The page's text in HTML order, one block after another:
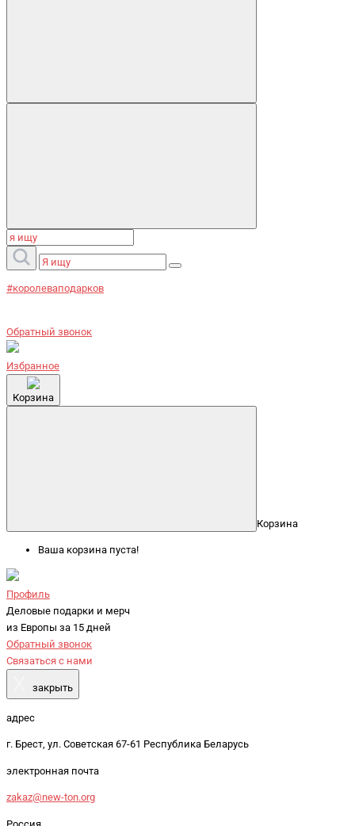
#королеваподарков
Обратный звонок
Избранное
Корзина
Корзина
Ваша корзина пуста!
Профиль
Деловые подарки и мерч
из Европы за 15 дней
Обратный звонок
Связаться с нами
закрыть
адрес
г. Брест, ул. Советская 67-61 Республика Беларусь
электронная почта
zakaz@new-ton.org